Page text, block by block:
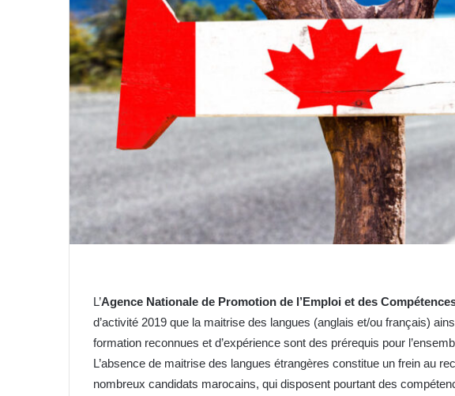
L’Agence Nationale de Promotion de l’Emploi et des
d’activité 2019 que la maitrise des langues (anglais et/ou français)
formation reconnues et d’expérience sont des prérequis pour
L’absence de maitrise des langues étrangères constitue un frein au
nombreux candidats marocains, qui disposent pourtant des